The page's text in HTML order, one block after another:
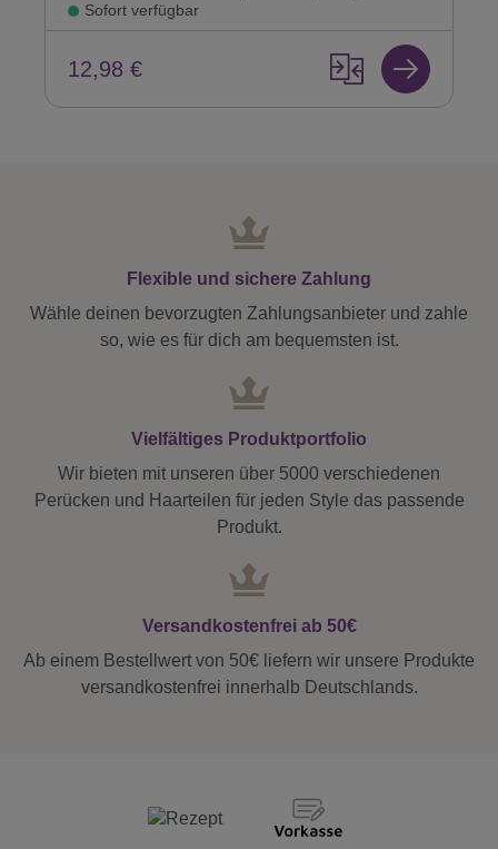
Sofort verfügbar
12,98 €
Flexible und sichere Zahlung
Wähle deinen bevorzugten Zahlungsanbieter und zahle
so, wie es für dich am bequemsten ist.
Vielfältiges Produktportfolio
Wir bieten mit unseren über 5000 verschiedenen
Perücken und Haarteilen für jeden Style das passende
Produkt.
Versandkostenfrei ab 50€
Ab einem Bestellwert von 50€ liefern wir unsere Produkte
versandkostenfrei innerhalb Deutschlands.